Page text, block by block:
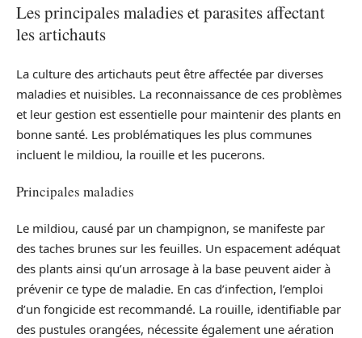
Les principales maladies et parasites affectant
les artichauts
La culture des artichauts peut être affectée par diverses
maladies et nuisibles. La reconnaissance de ces problèmes
et leur gestion est essentielle pour maintenir des plants en
bonne santé. Les problématiques les plus communes
incluent le mildiou, la rouille et les pucerons.
Principales maladies
Le mildiou, causé par un champignon, se manifeste par
des taches brunes sur les feuilles. Un espacement adéquat
des plants ainsi qu’un arrosage à la base peuvent aider à
prévenir ce type de maladie. En cas d’infection, l’emploi
d’un fongicide est recommandé. La rouille, identifiable par
des pustules orangées, nécessite également une aération